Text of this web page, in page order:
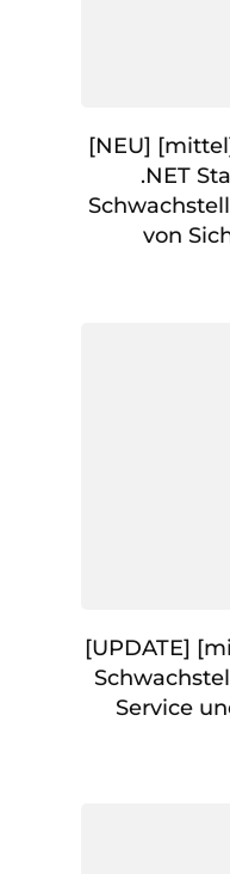
[NEU]
.NET
von
[UPDATE]
Service